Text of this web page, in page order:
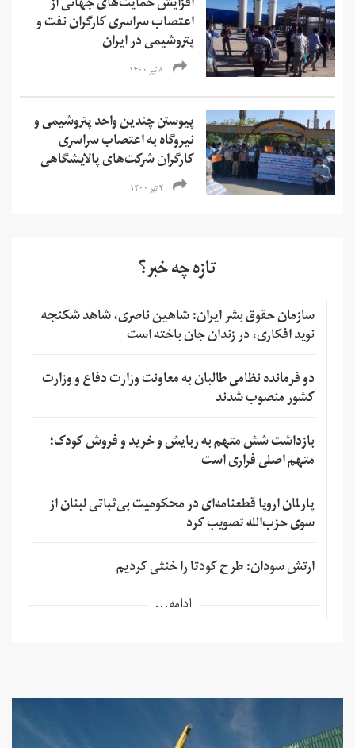
اعتصاب سراسری کارگران نفت و
پتروشیمی در ایران
۸ تیر ۱۴۰۰
پیوستن چندین واحد پتروشیمی و
نیروگاه به اعتصاب سراسری
کارگران شرکت‌های پالایشگاهی
۲ تیر ۱۴۰۰
تازه چه خبر؟
سازمان حقوق بشر ایران: شاهین ناصری، شاهد شکنجه
نوید افکاری، در زندان جان باخته است
دو فرمانده نظامی طالبان به معاونت وزارت دفاع و وزارت
کشور منصوب شدند
بازداشت شش متهم به ربایش و خرید و فروش کودک؛
متهم اصلی فراری است
پارلمان اروپا قطعنامه‌ای در محکومیت بی‌ثباتی لبنان از
سوی حزب‌الله تصویب کرد
ارتش سودان: طرح کودتا را خنثی کردیم
ادامه...